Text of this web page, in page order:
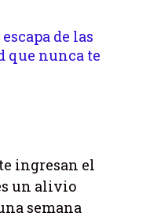
de las
que nunca te
ingresan el
un alivio
semana